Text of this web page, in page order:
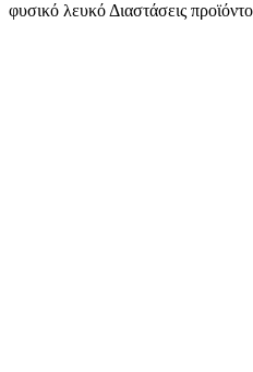
φυσικό λευκό Διαστάσεις